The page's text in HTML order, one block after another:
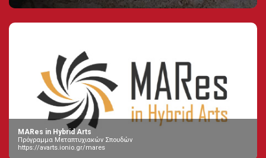
MARes in Hybrid Arts
Πρόγραμμα Μεταπτυχιακών Σπουδών
https://avarts.ionio.gr/mares